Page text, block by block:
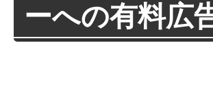
ーへの有料広